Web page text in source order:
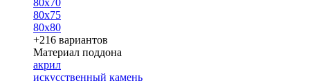
80х70
80х75
80х80
+216 вариантов
Материал поддона
акрил
искусственный камень